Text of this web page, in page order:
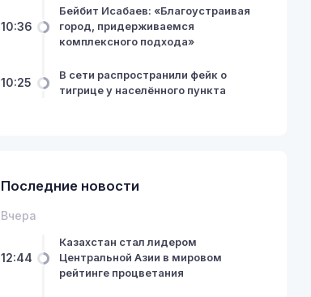
10:36
Бейбит Исабаев: «Благоустраивая
город, придерживаемся
комплексного подхода»
10:25
В сети распространили фейк о
тигрице у населённого пункта
Последние новости
Вчера
12:44
Казахстан стал лидером
Центральной Азии в мировом
рейтинге процветания